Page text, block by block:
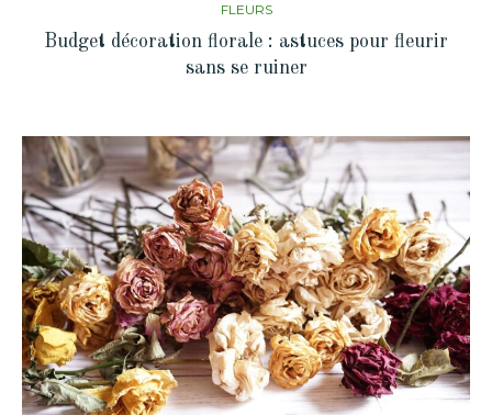
FLEURS
Budget décoration florale : astuces pour fleurir
sans se ruiner